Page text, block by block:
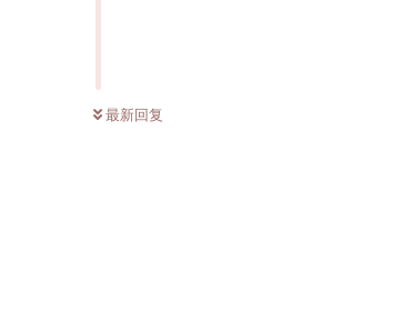
最新回复